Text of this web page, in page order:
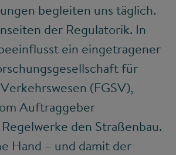
begleiten uns täglich.
der Regulatorik. In
ein eingetragener
für
(FGSV),
Auftraggeber
den Straßenbau.
Hand – und damit der